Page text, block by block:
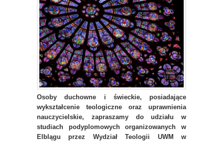
Osoby duchowne i świeckie, posiadające
wykształcenie teologiczne oraz uprawnienia
nauczycielskie, zapraszamy do udziału w
studiach podyplomowych organizowanych w
Elblągu przez Wydział Teologii UWM w